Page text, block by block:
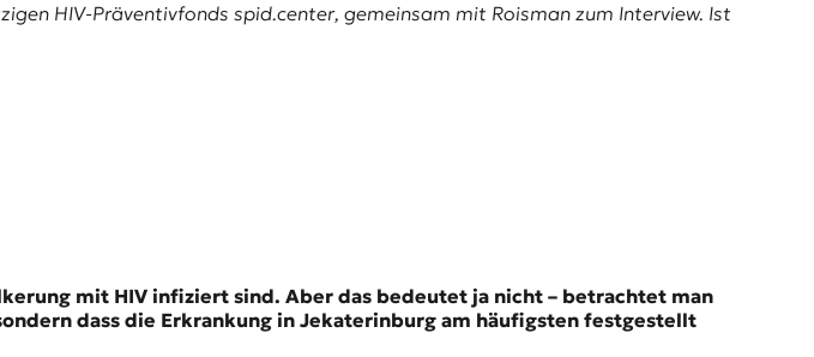
HIV-Präventivfonds spid.center, gemeinsam mit Roisman zum Interview. Ist
mit HIV infiziert sind. Aber das bedeutet ja nicht – betrachtet man
dass die Erkrankung in Jekaterinburg am häufigsten festgestellt